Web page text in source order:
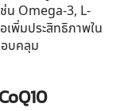
น Omega-3, L-
พิ่มประสิทธิภาพใน
อบคลุม